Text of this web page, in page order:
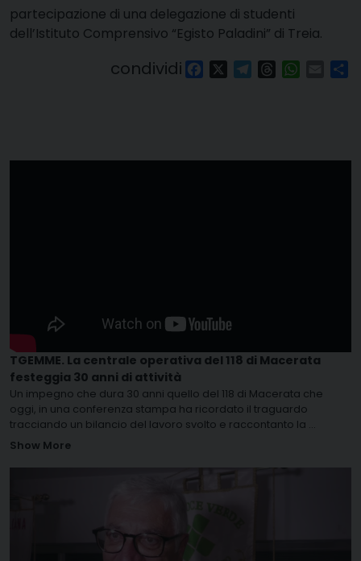
partecipazione di una delegazione di studenti
dell’Istituto Comprensivo “Egisto Paladini” di Treia.
condividi FacebookTelegram
Threads Email
TGEMME. La centrale operativa del 118 di Macerata
festeggia 30 anni di attività
Un impegno che dura 30 anni quello del 118 di Macerata che
oggi, in una conferenza stampa ha ricordato il traguardo
tracciando un bilancio del lavoro svolto e raccontanto la ...
Show More